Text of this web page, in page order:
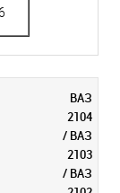
ВАЗ
2104
/ ВАЗ
2103
/ ВАЗ